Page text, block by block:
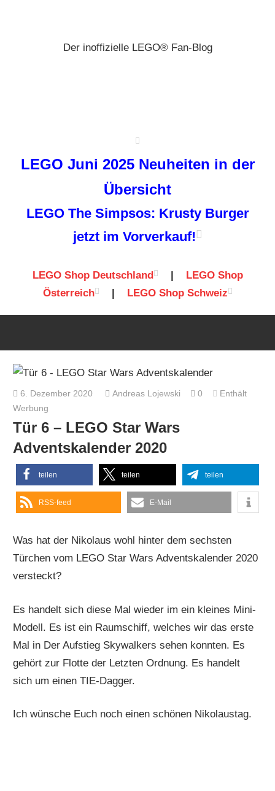
Der inoffizielle LEGO® Fan-Blog
LEGO Juni 2025 Neuheiten in der
Übersicht
LEGO The Simpsos: Krusty Burger
jetzt im Vorverkauf!
LEGO Shop Deutschland | LEGO Shop
Österreich
| LEGO Shop Schweiz
6. Dezember 2020 Andreas Lojewski 0
Enthält
Werbung
Tür 6 – LEGO Star Wars
Adventskalender 2020
teilen teilen teilen
RSS-feed E-Mail
Was hat der Nikolaus wohl hinter dem sechsten
Türchen vom LEGO Star Wars Adventskalender 2020
versteckt?
Es handelt sich diese Mal wieder im ein kleines Mini-
Modell. Es ist ein Raumschiff, welches wir das erste
Mal in Der Aufstieg Skywalkers sehen konnten. Es
gehört zur Flotte der Letzten Ordnung. Es handelt
sich um einen TIE-Dagger.
Ich wünsche Euch noch einen schönen Nikolaustag.